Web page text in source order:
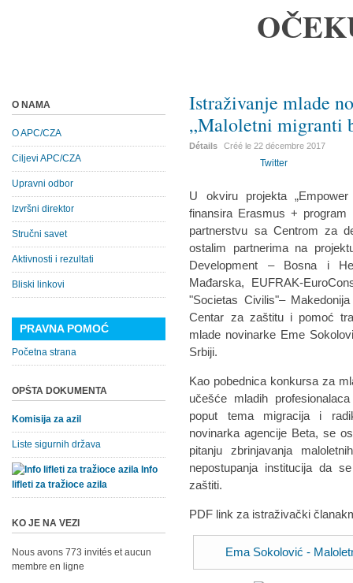
Istraživanje mlade
„Maloletni migranti
Détails Créé le22 décembre 2017
Twitter
U okviru projekta
finansira Erasmus +
partnerstvu sa Centrom za
ostalim partnerima na
Development – Bosna i
Mađarska, EUFRAK-
"Societas Civilis"–
Centar za zaštitu i pomoć
mlade novinarke Eme
Srbiji.
Kao pobednica konkursa za
učešće mladih
poput tema migracija i
novinarka agencije Beta, se
pitanju zbrinjavanja
nepostupanja institucija da
zaštiti.
PDF link za istraživački
Ema Sokolović -
O NAMA
O APC/CZA
Ciljevi APC/CZA
Upravni odbor
Izvršni direktor
Stručni savet
Aktivnosti i rezultati
Bliski linkovi
PRAVNA POMOĆ
Početna strana
OPŠTA DOKUMENTA
Komisija za azil
Liste sigurnih država
Info
lifleti za tražioce azila
KO JE NA VEZI
Nous avons 773 invités et aucun
membre en ligne